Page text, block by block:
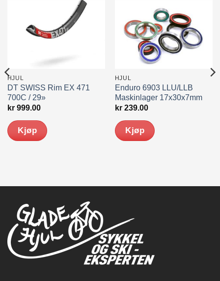
HJUL
DT SWISS Rim EX 471
700C / 29»
kr999.00
Kjøp
HJUL
Enduro 6903 LLU/LLB
Maskinlager 17x30x7mm
kr239.00
Kjøp